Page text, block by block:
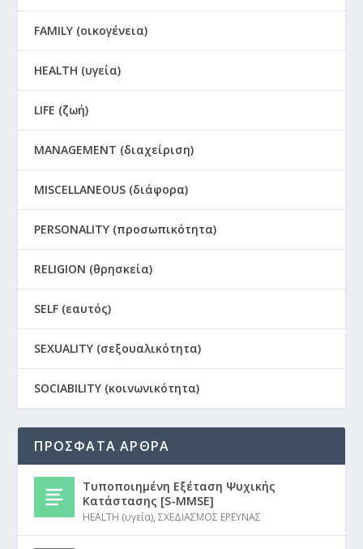
FAMILY (οικογένεια)
HEALTH (υγεία)
LIFE (ζωή)
MANAGEMENT (διαχείριση)
MISCELLANEOUS (διάφορα)
PERSONALITY (προσωπικότητα)
RELIGION (θρησκεία)
SELF (εαυτός)
SEXUALITY (σεξουαλικότητα)
SOCIABILITY (κοινωνικότητα)
ΠΡΟΣΦΑΤΑ ΑΡΘΡΑ
Τυποποιημένη Εξέταση Ψυχικής
Κατάστασης [S-MMSE]
HEALTH (υγεία),ΣΧΕΔΙΑΣΜΟΣ ΕΡΕΥΝΑΣ